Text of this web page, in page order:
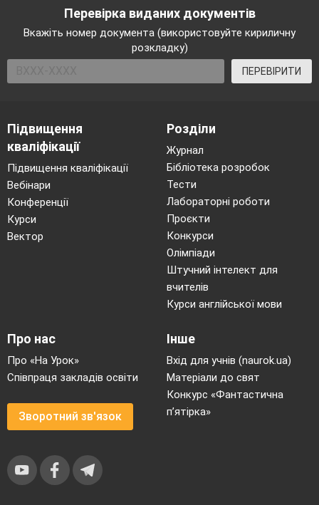
Перевірка виданих документів
Вкажіть номер документа (використовуйте кириличну
розкладку)
ПЕРЕВІРИТИ
Підвищення
кваліфікації
Підвищення кваліфікації
Вебінари
Конференції
Курси
Вектор
Розділи
Журнал
Бібліотека розробок
Тести
Лабораторні роботи
Проєкти
Конкурси
Олімпіади
Штучний інтелект для
вчителів
Курси англійської мови
Про нас
Про «На Урок»
Співпраця закладів освіти
Зворотний зв'язок
Інше
Вхід для учнів (naurok.ua)
Матеріали до свят
Конкурс «Фантастична
п’ятірка»